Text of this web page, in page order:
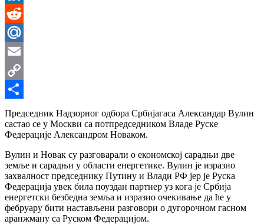
LinkedIn
Reddit
Mail.Ru
Email
Copy
Link
Share
Председник Надзорног одбора Србијагаса Александар Вулин
састао се у Москви са потпредседником Владе Руске
Федерације Александром Новаком.
Вулин и Новак су разговарали о економској сарадњи две
земље и сарадњи у области енергетике. Вулин је изразио
захвалност председнику Путину и Влади РФ јер је Руска
Федерација увек била поуздан партнер уз кога је Србија
енергетски безбедна земља и изразио очекивање да ће у
фебруару бити настављени разговори о дугорочном гасном
аранжману са Руском Федерацијом.